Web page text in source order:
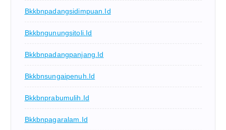
Bkkbnpadangsidimpuan.id
Bkkbngunungsitoli.id
Bkkbnpadangpanjang.id
Bkkbnsungaipenuh.id
Bkkbnprabumulih.id
Bkkbnpagaralam.id